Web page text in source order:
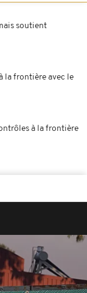
soutient
la frontière avec le
à la frontière